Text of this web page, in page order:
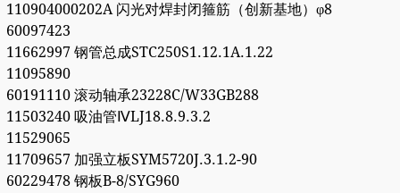
110904000202A 闪光对焊封闭箍筋（创新基地）φ8
60097423
11662997 钢管总成STC250S1.12.1A.1.22
11095890
60191110 滚动轴承23228C/W33GB288
11503240 吸油管ⅣLJ18.8.9.3.2
11529065
11709657 加强立板SYM5720J.3.1.2-90
60229478 钢板B-8/SYG960